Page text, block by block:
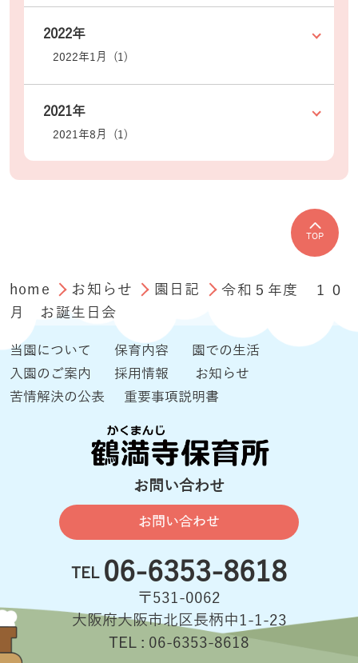
2022年
2022年1月 (1)
2021年
2021年8月 (1)
TOP
home お知らせ 園日記
令和５年度 １０
月 お誕生日会
当園について 保育内容
園での生活
入園のご案内
採用情報
お知らせ
苦情解決の公表
重要事項説明書
お問い合わせ
お問い合わせ
TEL 06-6353-8618
〒531-0062
大阪府大阪市北区長柄中1-1-23
TEL : 06-6353-8618